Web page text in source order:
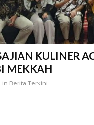
KULINER
MEKKAH
in Berita Terkini